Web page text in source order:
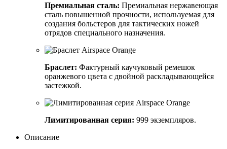
Премиальная сталь: Премиальная нержавеющая
сталь повышенной прочности, используемая для
создания больстеров для тактических ножей
отрядов специального назначения.
Браслет: Фактурный каучуковый ремешок
оранжевого цвета с двойной раскладывающейся
застежкой.
Лимитированная серия: 999 экземпляров.
Описание